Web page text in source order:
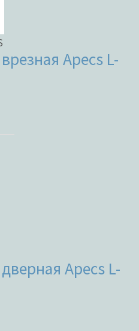
Apecs L-
Apecs L-